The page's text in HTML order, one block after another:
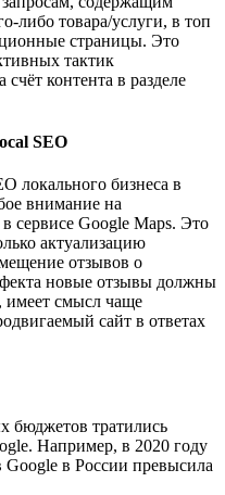
либо товара/услуги, в топ
страницы. Это
тактик
контента в разделе
SEO
локального бизнеса в
внимание на
сервисе Google Maps. Это
актуализацию
отзывов о
новые отзывы должны
имеет смысл чаще
сайт в ответах
бюджетов тратились
Например, в 2020 году
в России превысила